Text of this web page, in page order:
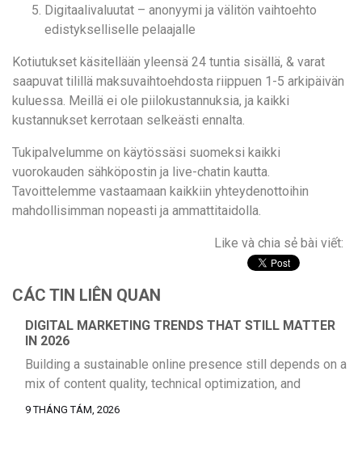
Digitaalivaluutat – anonyymi ja välitön vaihtoehto
edistykselliselle pelaajalle
Kotiutukset käsitellään yleensä 24 tuntia sisällä, & varat
saapuvat tilillä maksuvaihtoehdosta riippuen 1-5 arkipäivän
kuluessa. Meillä ei ole piilokustannuksia, ja kaikki
kustannukset kerrotaan selkeästi ennalta.
Tukipalvelumme on käytössäsi suomeksi kaikki
vuorokauden sähköpostin ja live-chatin kautta.
Tavoittelemme vastaamaan kaikkiin yhteydenottoihin
mahdollisimman nopeasti ja ammattitaidolla.
Like và chia sẻ bài viết:
CÁC TIN LIÊN QUAN
DIGITAL MARKETING TRENDS THAT STILL MATTER
IN 2026
Building a sustainable online presence still depends on a
mix of content quality, technical optimization, and
consistent audience engagement. Businesses that rely
9 THÁNG TÁM, 2026